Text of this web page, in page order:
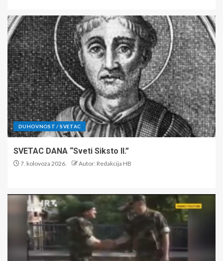
DUHOVNOST / SVETAC
SVETAC DANA “Sveti Siksto II.”
7. kolovoza 2026. Autor: Redakcija HB